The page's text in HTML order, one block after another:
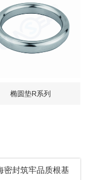
椭圆垫R系列
密封筑牢品质根基